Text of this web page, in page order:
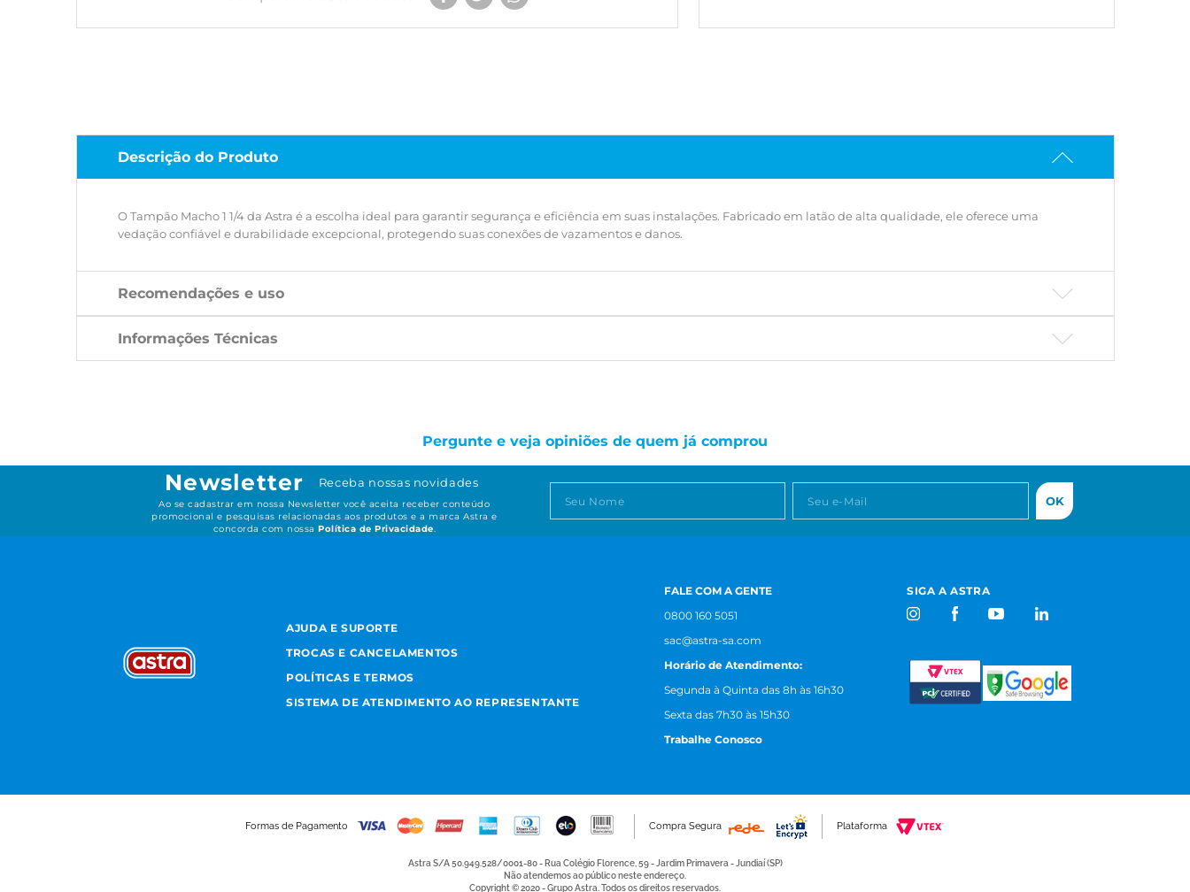
Descrição do Produto
O Tampão Macho 1 1/4 da Astra é a escolha ideal para garantir segurança e eficiência em suas instalações. Fabricado em latão de alta qualidade, ele oferece uma
vedação confiável e durabilidade excepcional, protegendo suas conexões de vazamentos e danos.
Recomendações e uso
Informações Técnicas
Pergunte e veja opiniões de quem já comprou
Newsletter Receba nossas novidades
Ao se cadastrar em nossa Newsletter você aceita receber conteúdo
promocional e pesquisas relacionadas aos produtos e a marca Astra e
concorda com nossaPolítica de Privacidade.
OK
AJUDA E SUPORTE
TROCAS E CANCELAMENTOS
POLÍTICAS E TERMOS
SISTEMA DE ATENDIMENTO AO REPRESENTANTE
FALE COM A GENTE
0800 160 5051
sac@astra-sa.com
Horário de Atendimento:
Segunda à Quinta das 8h às 16h30
Sexta das 7h30 às 15h30
Trabalhe Conosco
SIGA A ASTRA
Formas de Pagamento Compra Segura Plataforma
Astra S/A 50.949.528/0001-80 - Rua Colégio Florence, 59 - Jardim Primavera - Jundiaí (SP)
Não atendemos ao público neste endereço.
Copyright © 2020 - Grupo Astra. Todos os direitos reservados.